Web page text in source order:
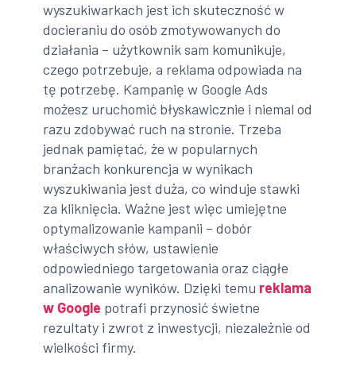
wyszukiwarkach jest ich skuteczność w
docieraniu do osób zmotywowanych do
działania – użytkownik sam komunikuje,
czego potrzebuje, a reklama odpowiada na
tę potrzebę. Kampanię w Google Ads
możesz uruchomić błyskawicznie i niemal od
razu zdobywać ruch na stronie. Trzeba
jednak pamiętać, że w popularnych
branżach konkurencja w wynikach
wyszukiwania jest duża, co winduje stawki
za kliknięcia. Ważne jest więc umiejętne
optymalizowanie kampanii – dobór
właściwych słów, ustawienie
odpowiedniego targetowania oraz ciągłe
analizowanie wyników. Dzięki temu reklama
w Google potrafi przynosić świetne
rezultaty i zwrot z inwestycji, niezależnie od
wielkości firmy.